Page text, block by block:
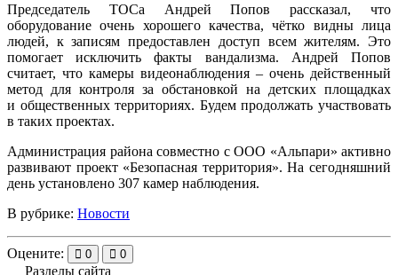
Председатель ТОСа Андрей Попов рассказал, что
оборудование очень хорошего качества, чётко видны лица
людей, к записям предоставлен доступ всем жителям. Это
помогает исключить факты вандализма. Андрей Попов
считает, что камеры видеонаблюдения – очень действенный
метод для контроля за обстановкой на детских площадках
и общественных территориях. Будем продолжать участвовать
в таких проектах.
Администрация района совместно с ООО «Альпари» активно
развивают проект «Безопасная территория». На сегодняшний
день установлено 307 камер наблюдения.
В рубрике: Новости
Оцените: 0 0
Разделы сайта